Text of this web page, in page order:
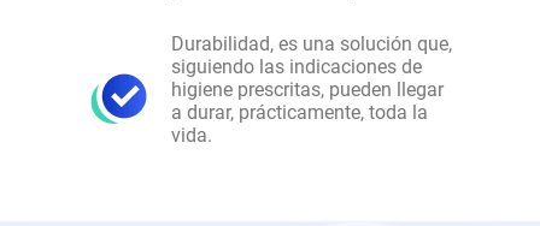
Durabilidad, es una solución que,
siguiendo las indicaciones de
higiene prescritas, pueden llegar
a durar, prácticamente, toda la
vida.